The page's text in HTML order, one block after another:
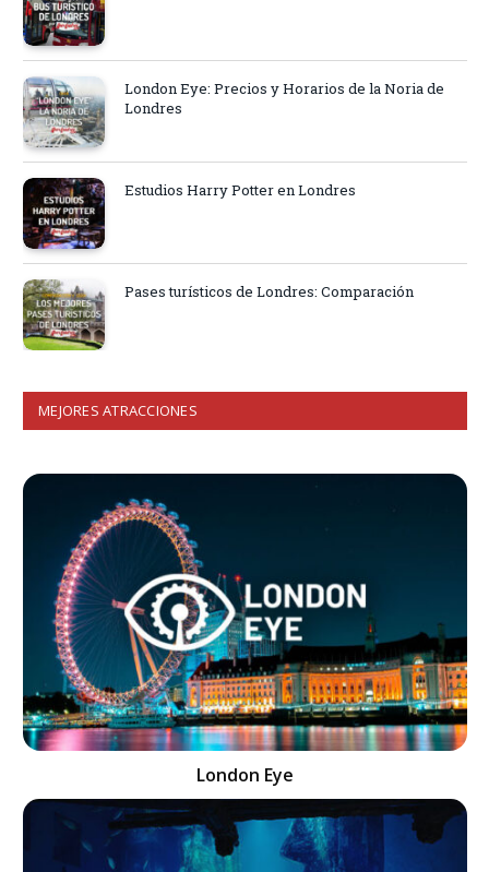
London Eye: Precios y Horarios de la Noria de
Londres
Estudios Harry Potter en Londres
Pases turísticos de Londres: Comparación
MEJORES ATRACCIONES
London Eye